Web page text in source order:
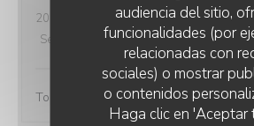
audiencia del sitio,
funcionalidades (por
relacionadas con
sociales) o mostrar
o contenidos
Haga clic en 'Aceptar
2024-02-25
- 18:45 - Invitados 3
Servicio
/5 Ambiente: 4/5 Menú:5 /5
Toujours aussi bonnes galettes et